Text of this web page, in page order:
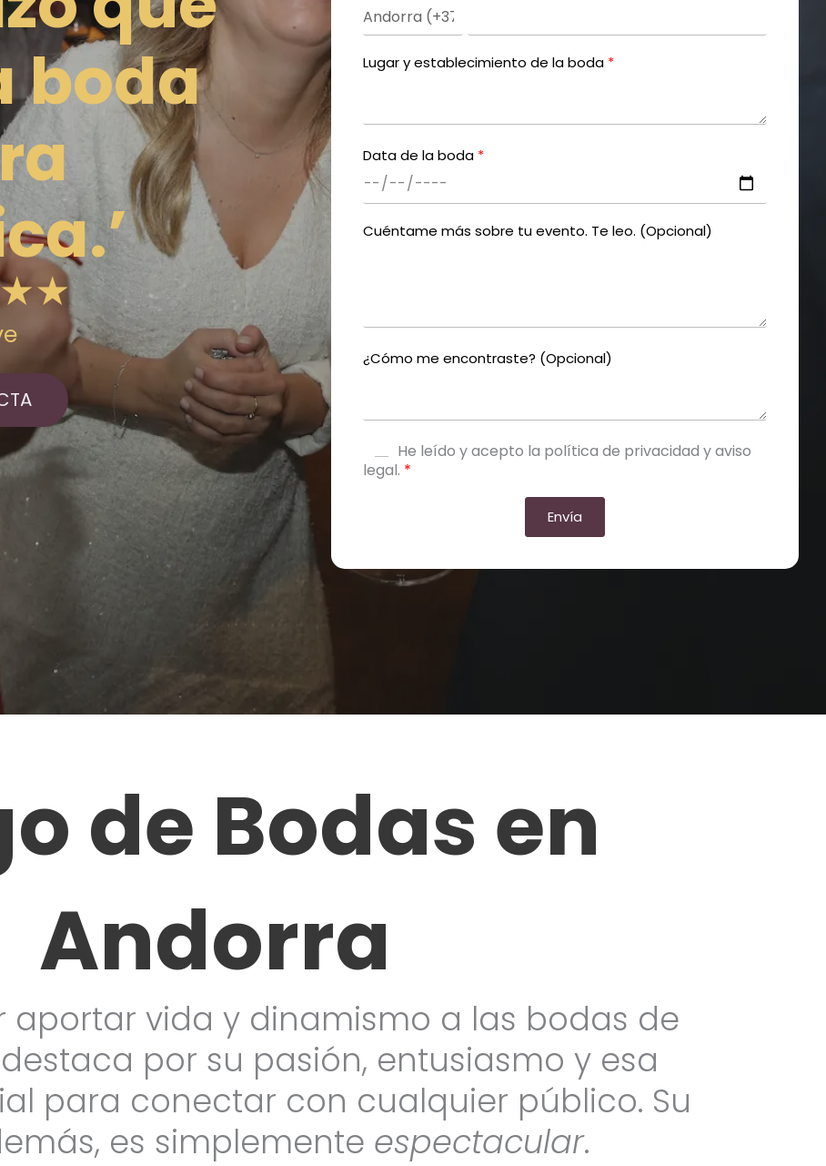
boda
Lugar y establecimiento de la boda
Data de la boda
Cuéntame más sobre tu evento. Te leo. (Opcional)
¿Cómo me encontraste? (Opcional)
He leído y acepto la política de privacidad y aviso
legal.
Envía
de Bodas en
Andorra
aportar vida y dinamismo a las bodas de
por su pasión, entusiasmo y esa
para conectar con cualquier público. Su
es simplemente espectacular.